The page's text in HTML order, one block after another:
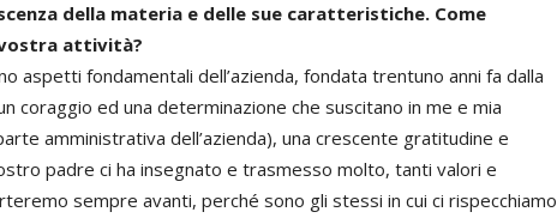
della materia e delle sue caratteristiche. Come
attività?
aspetti fondamentali dell’azienda, fondata trentuno anni fa dalla
coraggio ed una determinazione che suscitano in me e mia
amministrativa dell’azienda), una crescente gratitudine e
padre ci ha insegnato e trasmesso molto, tanti valori e
sempre avanti, perché sono gli stessi in cui ci rispecchiamo